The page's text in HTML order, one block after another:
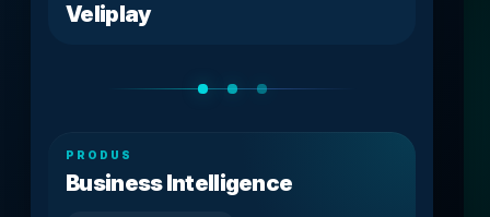
Veliplay
PRODUS
Business Intelligence